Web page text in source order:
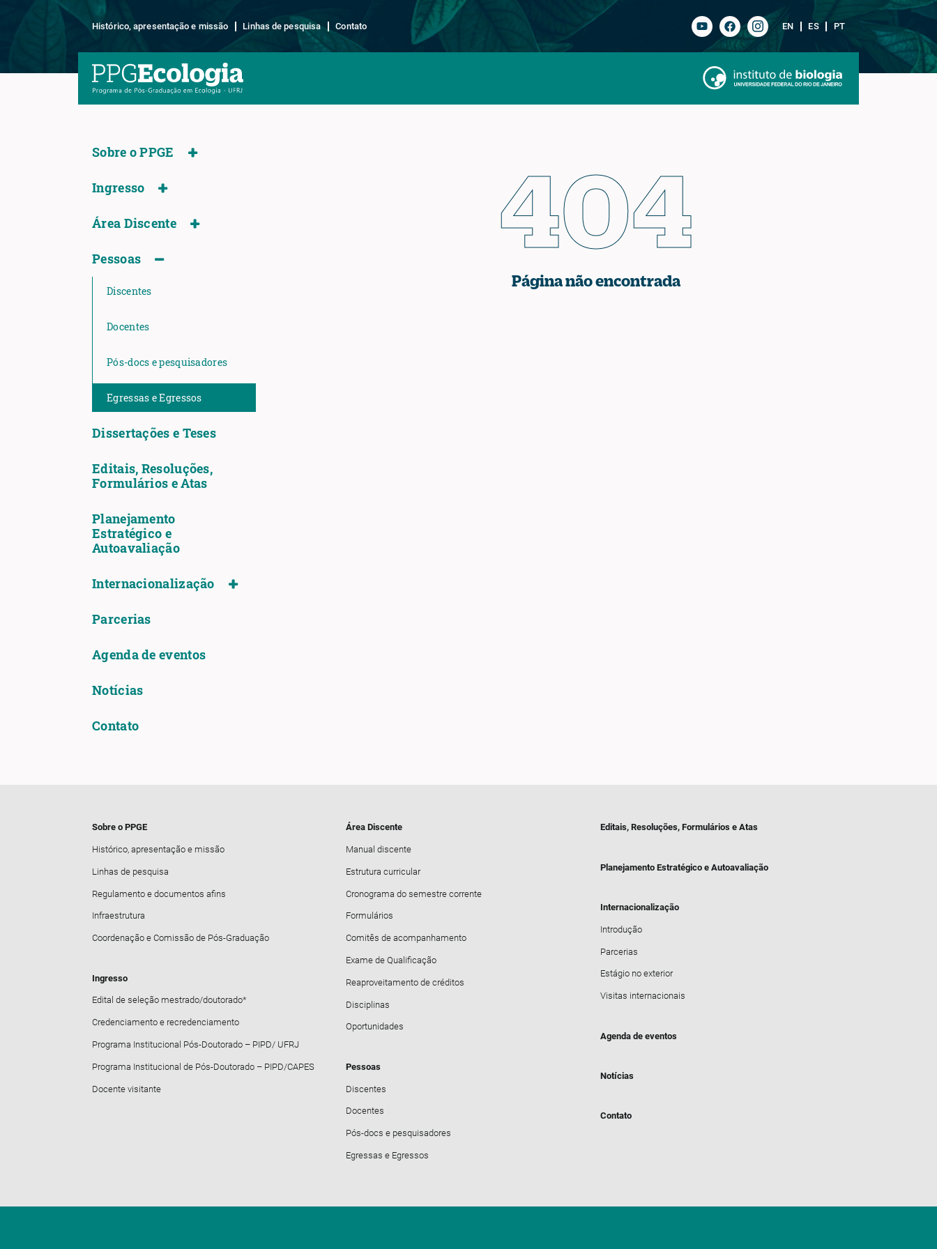
Histórico, apresentação e missão Linhas de pesquisa Contato EN ES PT
Sobre o PPGE
Ingresso
Área Discente
Pessoas
Discentes
Docentes
Pós-docs e pesquisadores
Egressas e Egressos
Dissertações e Teses
Editais, Resoluções,
Formulários e Atas
Planejamento
Estratégico e
Autoavaliação
Internacionalização
Parcerias
Agenda de eventos
Notícias
Contato
404
Página não encontrada
Sobre o PPGE
Histórico, apresentação e missão
Linhas de pesquisa
Regulamento e documentos afins
Infraestrutura
Coordenação e Comissão de Pós-Graduação
Ingresso
Edital de seleção mestrado/doutorado*
Credenciamento e recredenciamento
Programa Institucional Pós-Doutorado – PIPD/ UFRJ
Programa Institucional de Pós-Doutorado – PIPD/CAPES
Docente visitante
Área Discente
Manual discente
Estrutura curricular
Cronograma do semestre corrente
Formulários
Comitês de acompanhamento
Exame de Qualificação
Reaproveitamento de créditos
Disciplinas
Oportunidades
Pessoas
Discentes
Docentes
Pós-docs e pesquisadores
Egressas e Egressos
Editais, Resoluções, Formulários e Atas
Planejamento Estratégico e Autoavaliação
Internacionalização
Introdução
Parcerias
Estágio no exterior
Visitas internacionais
Agenda de eventos
Notícias
Contato